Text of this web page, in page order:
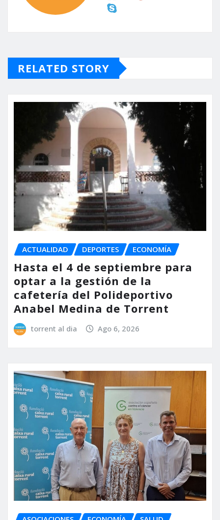
RELATED STORY
ACTUALIDAD DEPORTES ECONOMÍA
Hasta el 4 de septiembre para
optar a la gestión de la
cafetería del Polideportivo
Anabel Medina de Torrent
torrent al dia Ago 6, 2026